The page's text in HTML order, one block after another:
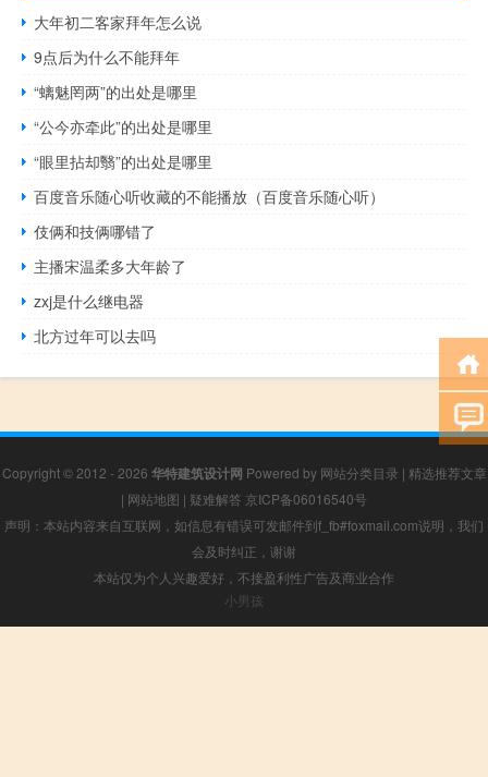
大年初二客家拜年怎么说
9点后为什么不能拜年
“螭魅罔两”的出处是哪里
“公今亦牵此”的出处是哪里
“眼里拈却翳”的出处是哪里
百度音乐随心听收藏的不能播放（百度音乐随心听）
伎俩和技俩哪错了
主播宋温柔多大年龄了
zxj是什么继电器
北方过年可以去吗
Copyright © 2012 - 2026 华特建筑设计网 Powered by 网站分类目录 | 精选推荐文章
| 网站地图 | 疑难解答 京ICP备06016540号
声明：本站内容来自互联网，如信息有错误可发邮件到f_fb#foxmail.com说明，我们
会及时纠正，谢谢
本站仅为个人兴趣爱好，不接盈利性广告及商业合作
小男孩